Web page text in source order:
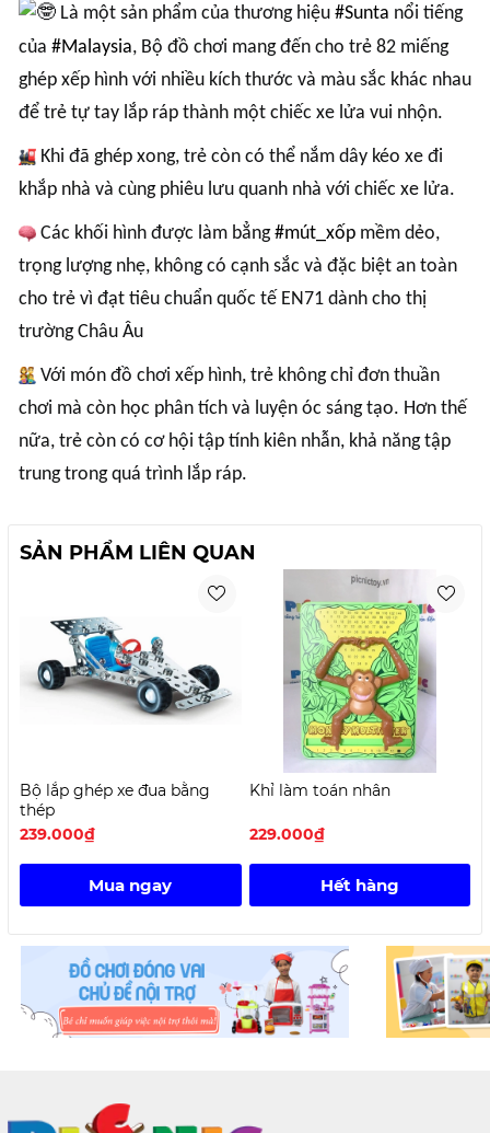
Là một sản phẩm của thương hiệu #Sunta nổi tiếng
của #Malaysia, Bộ đồ chơi mang đến cho trẻ 82 miếng
ghép xếp hình với nhiều kích thước và màu sắc khác nhau
để trẻ tự tay lắp ráp thành một chiếc xe lửa vui nhộn.
Khi đã ghép xong, trẻ còn có thể nắm dây kéo xe đi
khắp nhà và cùng phiêu lưu quanh nhà với chiếc xe lửa.
Các khối hình được làm bẳng#mút_xốp mềm dẻo,
trọng lượng nhẹ, không có cạnh sắc và đặc biệt an toàn
cho trẻ vì đạt tiêu chuẩn quốc tế EN71 dành cho thị
trường Châu Âu
Với món đồ chơi xếp hình, trẻ không chỉ đơn thuần
chơi mà còn học phân tích và luyện óc sáng tạo. Hơn thế
nữa, trẻ còn có cơ hội tập tính kiên nhẫn, khả năng tập
trung trong quá trình lắp ráp.
SẢN PHẨM LIÊN QUAN
Bộ lắp ghép xe đua bằng
thép
239.000₫
Mua ngay
Khỉ làm toán nhân
229.000₫
Hết hàng